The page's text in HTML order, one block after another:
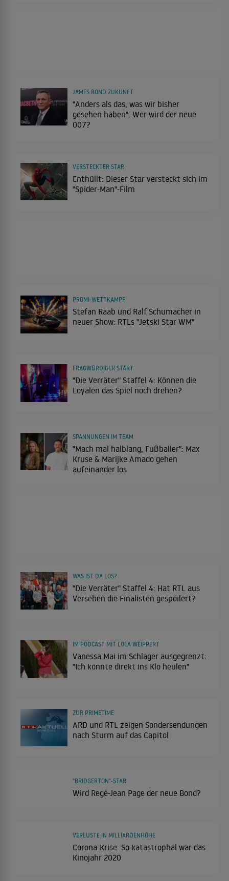
"Anders als das, was wir bisher
gesehen haben": Wer wird der neue
007?
JAMES BOND ZUKUNFT
Enthüllt: Dieser Star versteckt sich im
"Spider-Man"-Film
VERSTECKTER STAR
Stefan Raab und Ralf Schumacher in
neuer Show: RTLs "Jetski Star WM"
PROMI-WETTKAMPF
"Die Verräter" Staffel 4: Können die
Loyalen das Spiel noch drehen?
FRAGWÜRDIGER START
"Mach mal halblang, Fußballer": Max
Kruse & Marijke Amado gehen
aufeinander los
SPANNUNGEN IM TEAM
"Die Verräter" Staffel 4: Hat RTL aus
Versehen die Finalisten gespoilert?
WAS IST DA LOS?
Vanessa Mai im Schlager ausgegrenzt:
"Ich könnte direkt ins Klo heulen"
IM PODCAST MIT LOLA WEIPPERT
ARD und RTL zeigen Sondersendungen
nach Sturm auf das Capitol
ZUR PRIMETIME
Wird Regé-Jean Page der neue Bond?
"BRIDGERTON"-STAR
Corona-Krise: So katastrophal war das
Kinojahr 2020
VERLUSTE IN MILLIARDENHÖHE